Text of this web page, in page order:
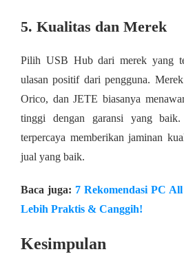
5. Kualitas dan Merek
Pilih USB Hub dari merek yang
ulasan positif dari pengguna.
Orico, dan JETE biasanya
tinggi dengan garansi yang
terpercaya memberikan jaminan
jual yang baik.
Baca juga: 7 Rekomendasi PC
Lebih Praktis & Canggih!
Kesimpulan